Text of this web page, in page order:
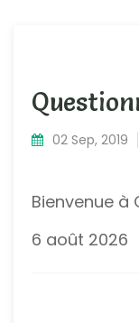
02 Sep, 2019
Bienvenue à
6 août 2026